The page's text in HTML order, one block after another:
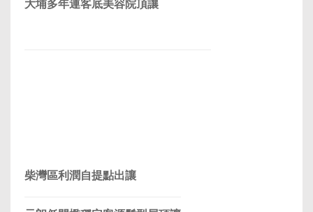
大埔多年連客底美容院頂讓
柴灣區利潤自提點出讓